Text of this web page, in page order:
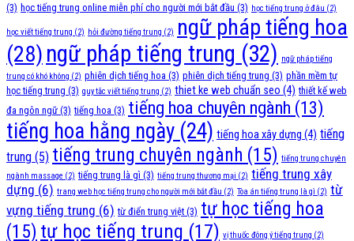
(3) học tiếng trung online miễn phí cho người mới bắt đầu (3) học tiếng trung ở đâu (2)
học viết tiếng trung (2) hỏi đường tiếng trung (2) ngữ pháp tiếng hoa
(28) ngữ pháp tiếng trung (32) ngữ pháp tiếng
trung có khó không (2) phiên dịch tiếng hoa (3) phiên dịch tiếng trung (3) phần mềm tự
học tiếng trung (3) quy tắc viết tiếng trung (2) thiet ke web chuẩn seo (4) thiết kế web
đa ngôn ngữ (3) tiếng hoa (3) tiếng hoa chuyên ngành (13)
tiếng hoa hằng ngày (24) tiếng hoa xây dựng (4) tiếng
trung (5) tiếng trung chuyên ngành (15) tiếng trung chuyên
ngành massage (2) tiếng trung là gì (3) tiếng trung thương mại (2) tiếng trung xây
dựng (6) trang web học tiếng trung cho người mới bắt đầu (2) Tòa án tiếng trung là gì (2) từ
vựng tiếng trung (6) từ điển trung việt (3) tự học tiếng hoa
(15) tự học tiếng trung (17) vị thuốc đông ý tiếng trung (2)